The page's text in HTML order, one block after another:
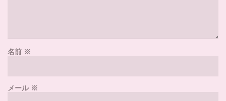
名前 ※
メール※